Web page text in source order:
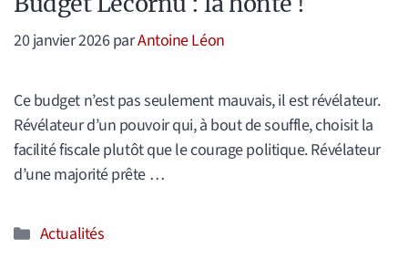
20 janvier 2026parAntoine Léon
Ce budget n’est pas seulement mauvais, il est révélateur.
Révélateur d’un pouvoir qui, à bout de souffle, choisit la
facilité fiscale plutôt que le courage politique. Révélateur
d’une majorité prête …
Catégories
Actualités